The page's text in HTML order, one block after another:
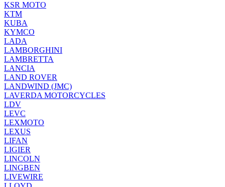
KSR MOTO
KTM
KUBA
KYMCO
LADA
LAMBORGHINI
LAMBRETTA
LANCIA
LAND ROVER
LANDWIND (JMC)
LAVERDA MOTORCYCLES
LDV
LEVC
LEXMOTO
LEXUS
LIFAN
LIGIER
LINCOLN
LINGBEN
LIVEWIRE